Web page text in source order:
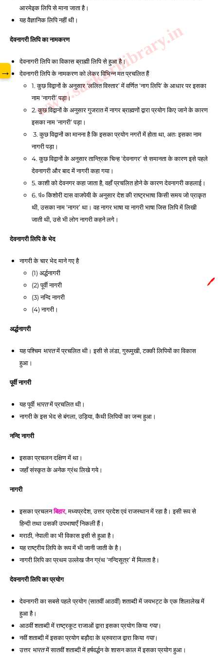
आरमेइक लिपि से माना जाता है।
यह वैज्ञानिक लिपि नहीं थी।
देवनागरी लिपि का नामकरण
देवनागरी लिपि का विकास ब्राह्मी लिपि से हुआ है।
देवनागरी लिपि के नामकरण को लेकर विभिन्न मत प्रचलित हैं
1. कुछ विद्वानों के अनुसार ‘ललित विस्तार’ में वर्णित ‘नाग लिपि’ के आधार पर इसका
नाम ‘नागरी’ पड़ा।
2. कुछ विद्वानों के अनुसार गुजरात में नागर ब्राह्मणों द्वारा प्रयोग किए जाने के कारण
इसका नाम ‘नागरी’ पड़ा।
3. कुछ विद्वानों का मानना है कि इसका प्रयोग नगरों में होता था, अतः इसका नाम
नागरी पड़ा।
4. कुछ विद्वानों के अनुसार तान्त्रिक चिन्ह ‘देवनागर’ से समानता के कारण इसे पहले
देवनागरी और बाद में नागरी कहा गया।
5. काशी को देवनगर कहा जाता है, वहाँ प्रचलित होने के कारण देवनागरी कहलाई।
6. पं० किशोरी दास वाजपेयी के अनुसार देश की राष्ट्रभाषा किसी समय जो प्राकृत
थी, उसका नाम ‘नागर’ था। वह नागर भाषा या नागरी भाषा जिस लिपि में लिखी
जाती थी, उसे भी लोग नागरी कहने लगे।
देवनागरी लिपि के भेद
नागरी के चार भेद माने गए है
(1) अर्द्धनागरी
(2) पूर्वी नागरी
(3) नन्दि नागरी
(4) नागरी।
अर्द्धनागरी
यह पश्चिम भारत में प्रचलित थी। इसी से लंडा, गुरूमुखी, टक्की लिपियों का विकास
हुआ।
पूर्वी नागरी
यह पूर्वी भारत में प्रचलित थी।
नागरी के इस भेद से बंगला, उड़िया, कैथी लिपियों का जन्म हुआ।
नन्दि नागरी
इसका प्रचलन दक्षिण में था।
जहाँ संस्कृत के अनेक ग्रंथ लिखे गये।
नागरी
इसका प्रचलन बिहार, मध्यप्रदेश, उत्तर प्रदेश एवं राजस्थान में रहा है। इसी रूप से
हिन्दी तथा उसकी उपभाषाएँ निकली हैं।
मराठी, नेपाली का भी विकास इसी से हुआ है।
यह राष्ट्रीय लिपि के रूप में भी जानी जाती के है।
नागरी लिपि का प्रथम उल्लेख जैन ग्रंथ ‘नन्दिसूत्र’ में मिलता है।
देवनागरी लिपि का प्रयोग
देवनागरी का सबसे पहले प्रयोग (सातवीं आठवीं) शताब्दी में जयभट्ट के एक शिलालेख में
हुआ है।
आठवीं शताब्दी में राष्ट्रकूट राजाओं द्वारा इसका प्रयोग किया गया।
नवीं शताब्दी में इसका प्रयोग बड़ौदा के ध्रुवराज द्वारा किया गया।
उत्तर भारत में सातवीं शताब्दी में हर्षवर्द्धन के शासन काल में इसका प्रयोग हुआ।
www.sarkarilibrary.in
→
🖊️